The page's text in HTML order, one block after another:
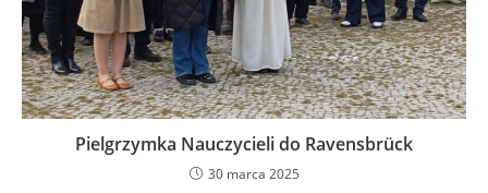
Pielgrzymka Nauczycieli do Ravensbrück
30 marca 2025